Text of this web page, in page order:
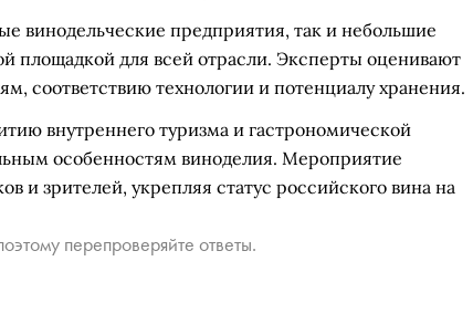
винодельческие предприятия, так и небольшие
площадкой для всей отрасли. Эксперты оценивают
соответствию технологии и потенциалу хранения.
внутреннего туризма и гастрономической
особенностям виноделия. Мероприятие
и зрителей, укрепляя статус российского вина на
перепроверяйте ответы.